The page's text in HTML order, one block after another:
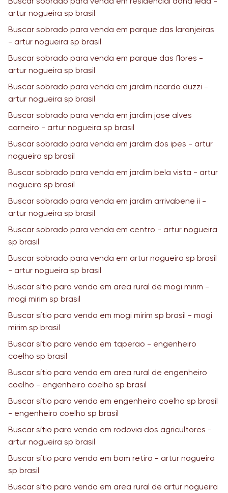
artur nogueira sp brasil
Buscar sobrado para venda em parque das laranjeiras
- artur nogueira sp brasil
Buscar sobrado para venda em parque das flores -
artur nogueira sp brasil
Buscar sobrado para venda em jardim ricardo duzzi -
artur nogueira sp brasil
Buscar sobrado para venda em jardim jose alves
carneiro - artur nogueira sp brasil
Buscar sobrado para venda em jardim dos ipes - artur
nogueira sp brasil
Buscar sobrado para venda em jardim bela vista - artur
nogueira sp brasil
Buscar sobrado para venda em jardim arrivabene ii -
artur nogueira sp brasil
Buscar sobrado para venda em centro - artur nogueira
sp brasil
Buscar sobrado para venda em artur nogueira sp brasil
- artur nogueira sp brasil
Buscar sítio para venda em area rural de mogi mirim -
mogi mirim sp brasil
Buscar sítio para venda em mogi mirim sp brasil - mogi
mirim sp brasil
Buscar sítio para venda em taperao - engenheiro
coelho sp brasil
Buscar sítio para venda em area rural de engenheiro
coelho - engenheiro coelho sp brasil
Buscar sítio para venda em engenheiro coelho sp brasil
- engenheiro coelho sp brasil
Buscar sítio para venda em rodovia dos agricultores -
artur nogueira sp brasil
Buscar sítio para venda em bom retiro - artur nogueira
sp brasil
Buscar sítio para venda em area rural de artur nogueira